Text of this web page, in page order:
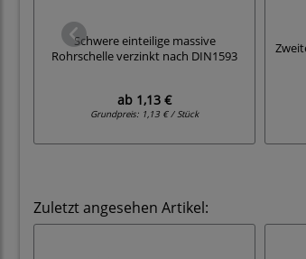
Schwere einteilige massive
Rohrschelle verzinkt nach DIN1593
ab 1,13 €
Grundpreis: 1,13 € / Stück
Zuletzt angesehen Artikel: